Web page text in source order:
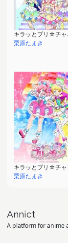
キ
栗原たまき
キラッとプリ☆チャ
栗原たまき
Annict
A platform for anime